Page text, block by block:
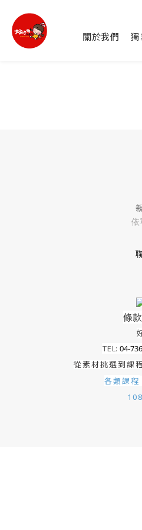
關於我們 獨
依
條
TEL:04-
從素材挑選到課
各類課程